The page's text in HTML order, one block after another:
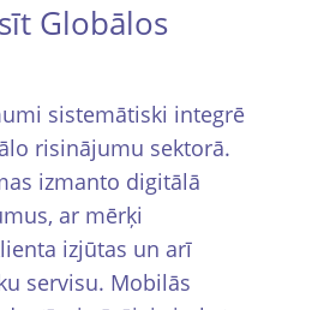
Globālos
sistemātiski integrē
risinājumu sektorā.
izmanto digitālā
ar mērķi
izjūtas un arī
servisu. Mobilās